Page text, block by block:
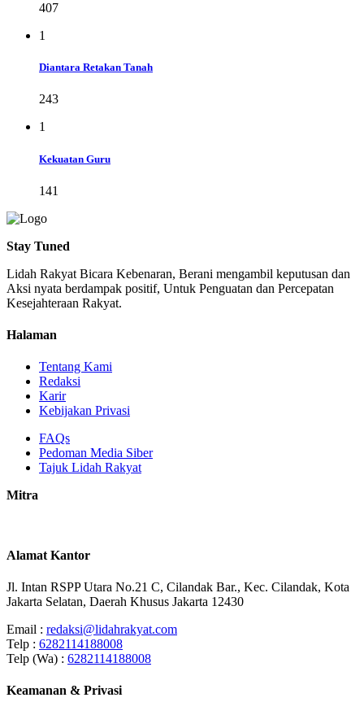
407
1
Diantara Retakan Tanah
243
1
Kekuatan Guru
141
Stay Tuned
Lidah Rakyat Bicara Kebenaran, Berani mengambil keputusan dan
Aksi nyata berdampak positif, Untuk Penguatan dan Percepatan
Kesejahteraan Rakyat.
Halaman
Tentang Kami
Redaksi
Karir
Kebijakan Privasi
FAQs
Pedoman Media Siber
Tajuk Lidah Rakyat
Mitra
Alamat Kantor
Jl. Intan RSPP Utara No.21 C, Cilandak Bar., Kec. Cilandak, Kota
Jakarta Selatan, Daerah Khusus Jakarta 12430
Email : redaksi@lidahrakyat.com
Telp : 6282114188008
Telp (Wa) : 6282114188008
Keamanan & Privasi